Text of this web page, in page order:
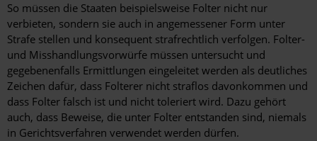
So müssen die Staaten beispielsweise Folter nicht nur
verbieten, sondern sie auch in angemessener Form unter
Strafe stellen und konsequent strafrechtlich verfolgen. Folter-
und Misshandlungsvorwürfe müssen untersucht und
gegebenenfalls Ermittlungen eingeleitet werden als deutliches
Zeichen dafür, dass Folterer nicht straflos davonkommen und
dass Folter falsch ist und nicht toleriert wird. Dazu gehört
auch, dass Beweise, die unter Folter entstanden sind, niemals
in Gerichtsverfahren verwendet werden dürfen.